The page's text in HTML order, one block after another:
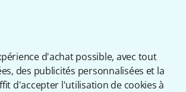
d'achat possible, avec tout
des publicités personnalisées et la
d'accepter l'utilisation de cookies à